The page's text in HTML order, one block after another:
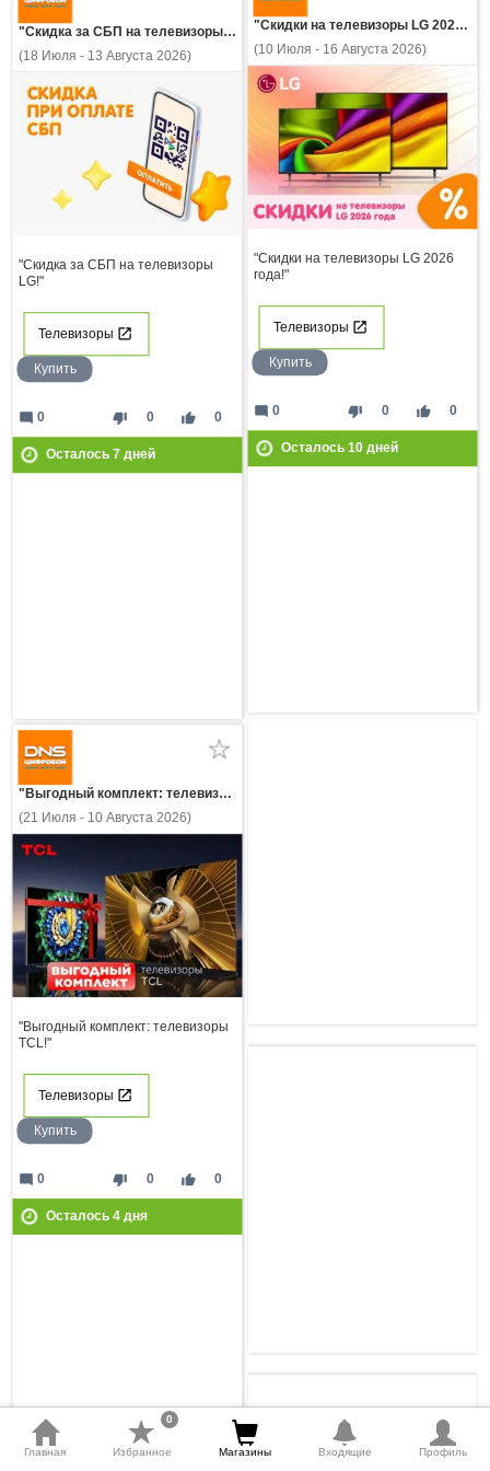
"Скидки на телевизоры LG 2026 года!"
(10 Июля - 16 Августа 2026)
"Скидки на телевизоры LG 2026
года!"
Телевизоры
Купить
thumb_down 0 thumb_up 0
mode_comment 0
Осталось 10дней
"Скидка за СБП на телевизоры LG!"
(18 Июля - 13 Августа 2026)
"Скидка за СБП на телевизоры
LG!"
Телевизоры
Купить
thumb_down 0 thumb_up 0
mode_comment 0
Осталось 7дней
"Выгодный комплект: телевизоры TCL!"
(21 Июля - 10 Августа 2026)
"Выгодный комплект: телевизоры
TCL!"
Телевизоры
Купить
thumb_down 0 thumb_up 0
mode_comment 0
Осталось 4дня
Главная Избранное
0
Магазины Входящие Профиль